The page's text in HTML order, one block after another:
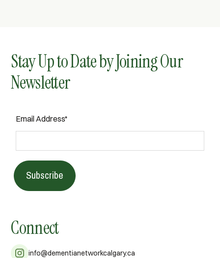
Stay Up to Date by Joining Our
Newsletter
Email Address*
Subscribe
Connect
info@dementianetworkcalgary.ca